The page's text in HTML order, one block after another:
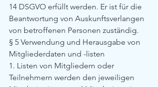
14 DSGVO erfüllt werden. Er ist für die
Beantwortung von Auskunftsverlangen
von betroffenen Personen zuständig.
§ 5 Verwendung und Herausgabe von
Mitgliederdaten und -listen
1. Listen von Mitgliedern oder
Teilnehmern werden den jeweiligen